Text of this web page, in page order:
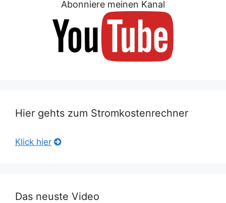
Abonniere meinen Kanal
Hier gehts zum Stromkostenrechner
Klick hier
Das neuste Video